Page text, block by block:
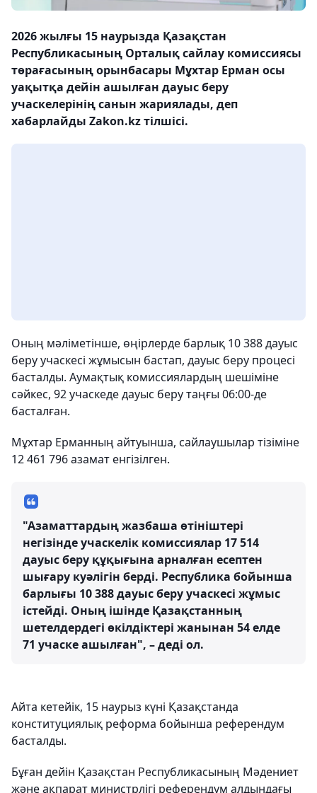
2026 жылғы 15 наурызда Қазақстан
Республикасының Орталық сайлау комиссиясы
төрағасының орынбасары Мұхтар Ерман осы
уақытқа дейін ашылған дауыс беру
учаскелерінің санын жариялады, деп
хабарлайды Zakon.kz тілшісі.
Оның мәліметінше, өңірлерде барлық 10 388 дауыс
беру учаскесі жұмысын бастап, дауыс беру процесі
басталды. Аумақтық комиссиялардың шешіміне
сәйкес, 92 учаскеде дауыс беру таңғы 06:00-де
басталған.
Мұхтар Ерманның айтуынша, сайлаушылар тізіміне
12 461 796 азамат енгізілген.
"Азаматтардың жазбаша өтініштері
негізінде учаскелік комиссиялар 17 514
дауыс беру құқығына арналған есептен
шығару куәлігін берді. Республика бойынша
барлығы 10 388 дауыс беру учаскесі жұмыс
істейді. Оның ішінде Қазақстанның
шетелдердегі өкілдіктері жанынан 54 елде
71 учаске ашылған", – деді ол.
Айта кетейік, 15 наурыз күні Қазақстанда
конституциялық реформа бойынша референдум
басталды.
Бұған дейін Қазақстан Республикасының Мәдениет
және ақпарат министрлігі референдум алдындағы